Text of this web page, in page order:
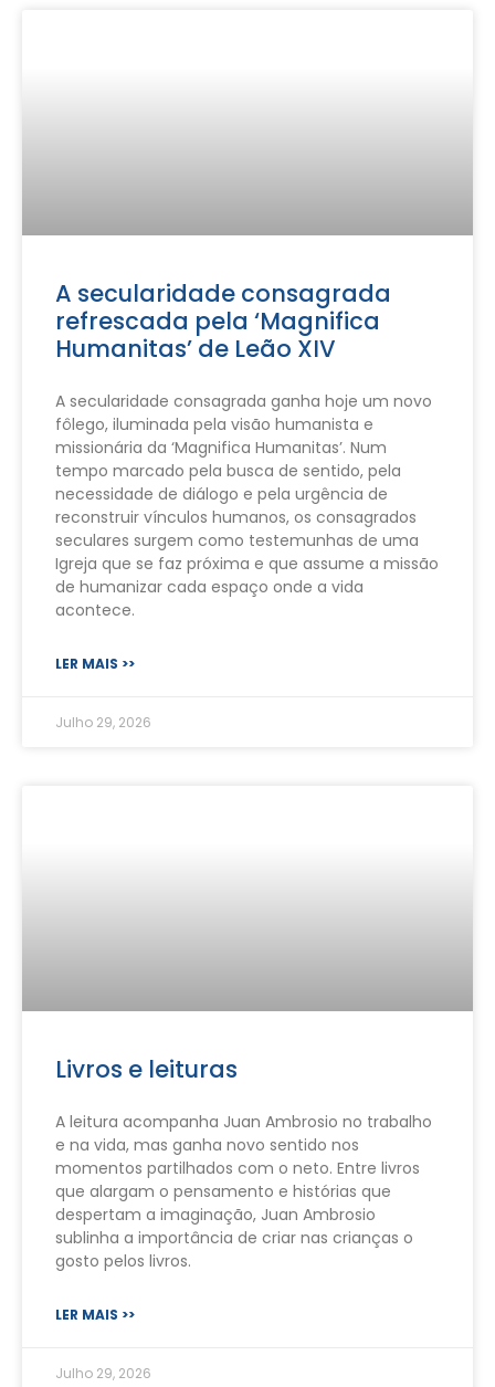
A secularidade consagrada
refrescada pela ‘Magnifica
Humanitas’ de Leão XIV
A secularidade consagrada ganha hoje um novo
fôlego, iluminada pela visão humanista e
missionária da ‘Magnifica Humanitas’. Num
tempo marcado pela busca de sentido, pela
necessidade de diálogo e pela urgência de
reconstruir vínculos humanos, os consagrados
seculares surgem como testemunhas de uma
Igreja que se faz próxima e que assume a missão
de humanizar cada espaço onde a vida
acontece.
LER MAIS >>
Julho 29, 2026
Livros e leituras
A leitura acompanha Juan Ambrosio no trabalho
e na vida, mas ganha novo sentido nos
momentos partilhados com o neto. Entre livros
que alargam o pensamento e histórias que
despertam a imaginação, Juan Ambrosio
sublinha a importância de criar nas crianças o
gosto pelos livros.
LER MAIS >>
Julho 29, 2026